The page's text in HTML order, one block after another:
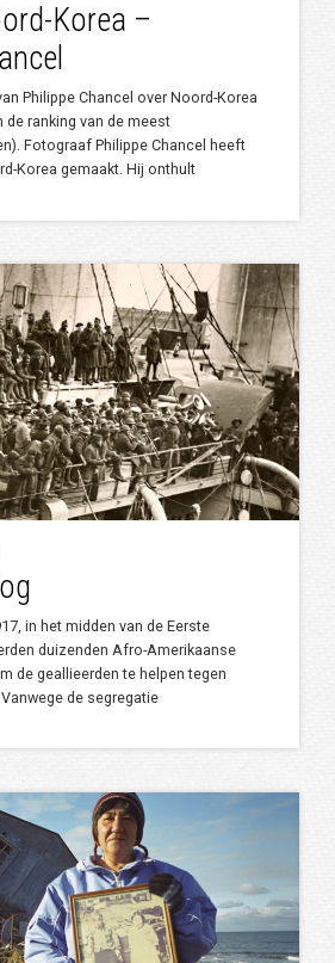
Korea –
Philippe Chancel over Noord-Korea
de ranking van de meest
Fotograaf Philippe Chancel heeft
Korea gemaakt. Hij onthult
in het midden van de Eerste
duizenden Afro-Amerikaanse
de geallieerden te helpen tegen
de segregatie